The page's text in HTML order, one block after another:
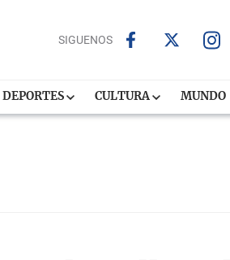
SIGUENOS
DEPORTES CULTURA MUNDO